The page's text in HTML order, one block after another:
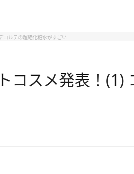
コルテの超絶化粧水がすごい
コスメ発表！